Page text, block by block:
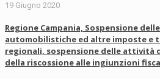
19 Giugno 2020
Regione Campania, Sospensione
automobilistiche ed altre imposte e
regionali, sospensione delle attività
della riscossione alle ingiunzioni